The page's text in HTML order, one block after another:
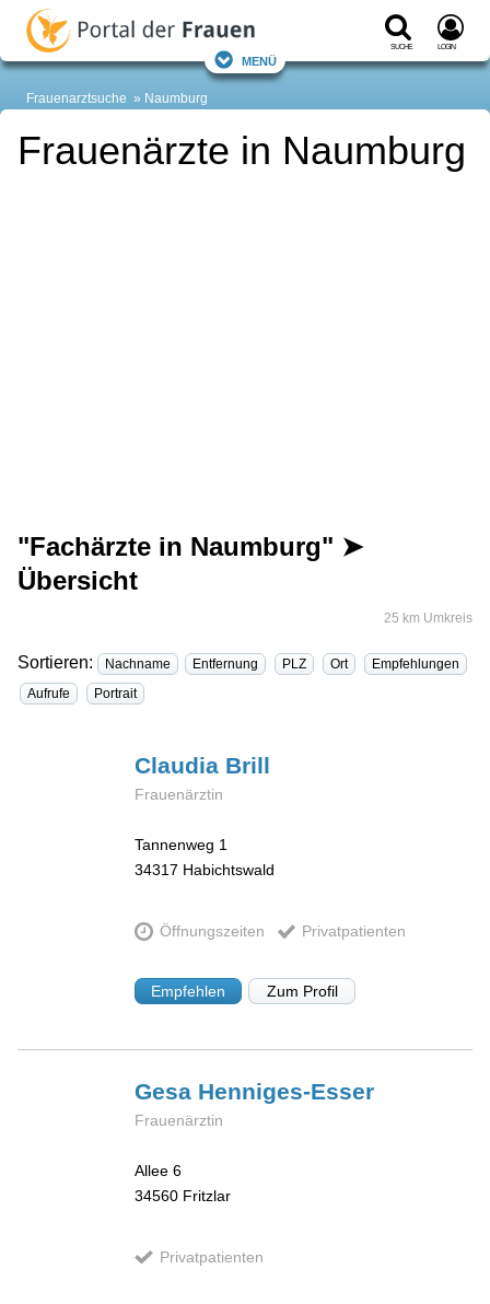
Suche Login
Menü
Frauenarztsuche Naumburg
Frauenärzte in Naumburg
"Fachärzte in Naumburg" ➤
Übersicht
25 km Umkreis
Sortieren: Nachname Entfernung PLZ Ort
Empfehlungen
Aufrufe
Portrait
Claudia Brill
Frauenärztin
Tannenweg 1
34317 Habichtswald
Öffnungszeiten Privatpatienten
Empfehlen Zum Profil
Gesa Henniges-Esser
Frauenärztin
Allee 6
34560 Fritzlar
Privatpatienten